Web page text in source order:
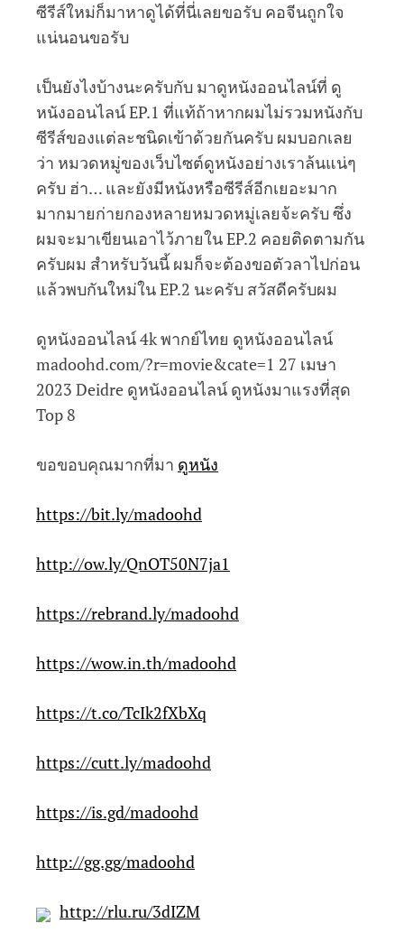
ซีรีส์ใหม่ก็มาหาดูได้ที่นี่เลยขอรับ คอจีนถูกใจ
แน่นอนขอรับ
เป็นยังไงบ้างนะครับกับ มาดูหนังออนไลน์ที่ ดู
หนังออนไลน์ EP.1 ที่แท้ถ้าหากผมไม่รวมหนังกับ
ซีรีส์ของแต่ละชนิดเข้าด้วยกันครับ ผมบอกเลย
ว่า หมวดหมู่ของเว็บไซต์ดูหนังอย่างเราล้นแน่ๆ
ครับ ฮ่า… และยังมีหนังหรือซีรีส์อีกเยอะมาก
มากมายก่ายกองหลายหมวดหมู่เลยจ้ะครับ ซึ่ง
ผมจะมาเขียนเอาไว้ภายใน EP.2 คอยติดตามกัน
ครับผม สำหรับวันนี้ ผมก็จะต้องขอตัวลาไปก่อน
แล้วพบกันใหม่ใน EP.2 นะครับ สวัสดีครับผม
ดูหนังออนไลน์ 4k พากย์ไทย ดูหนังออนไลน์
madoohd.com/?r=movie&cate=1 27 เมษา
2023 Deidre ดูหนังออนไลน์ ดูหนังมาแรงที่สุด
Top 8
ขอขอบคุณมากที่มา ดูหนัง
https://bit.ly/madoohd
http://ow.ly/QnOT50N7ja1
https://rebrand.ly/madoohd
https://wow.in.th/madoohd
https://t.co/TcIk2fXbXq
https://cutt.ly/madoohd
https://is.gd/madoohd
http://gg.gg/madoohd
http://rlu.ru/3dIZM